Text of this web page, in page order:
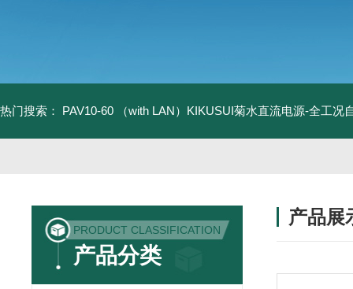
热门搜索： PAV10-60 （with LAN）KIKUSUI菊水直流电源-全工况
PRODUCT CLASSIFICATION
产品分类
产品展